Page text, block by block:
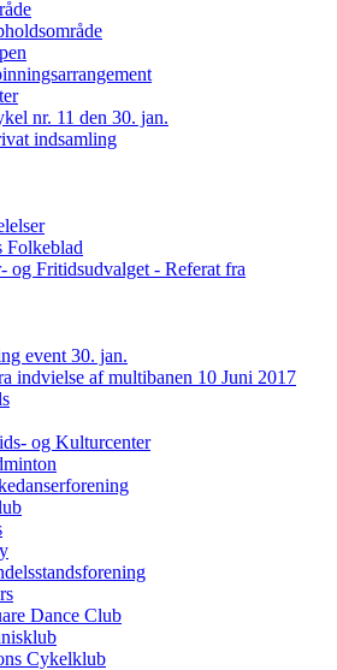
nr. 11 den 30. jan.
indsamling
Folkeblad
og Fritidsudvalget - Referat fra
event 30. jan.
indvielse af multibanen 10 Juni 2017
og Kulturcenter
Dance Club
Cykelklub